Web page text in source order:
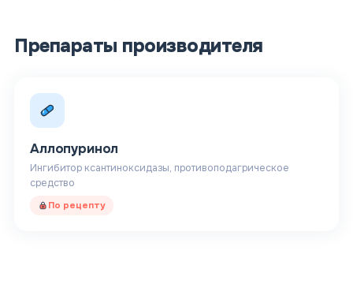
Препараты производителя
Аллопуринол
Ингибитор ксантиноксидазы, противоподагрическое
средство
По рецепту